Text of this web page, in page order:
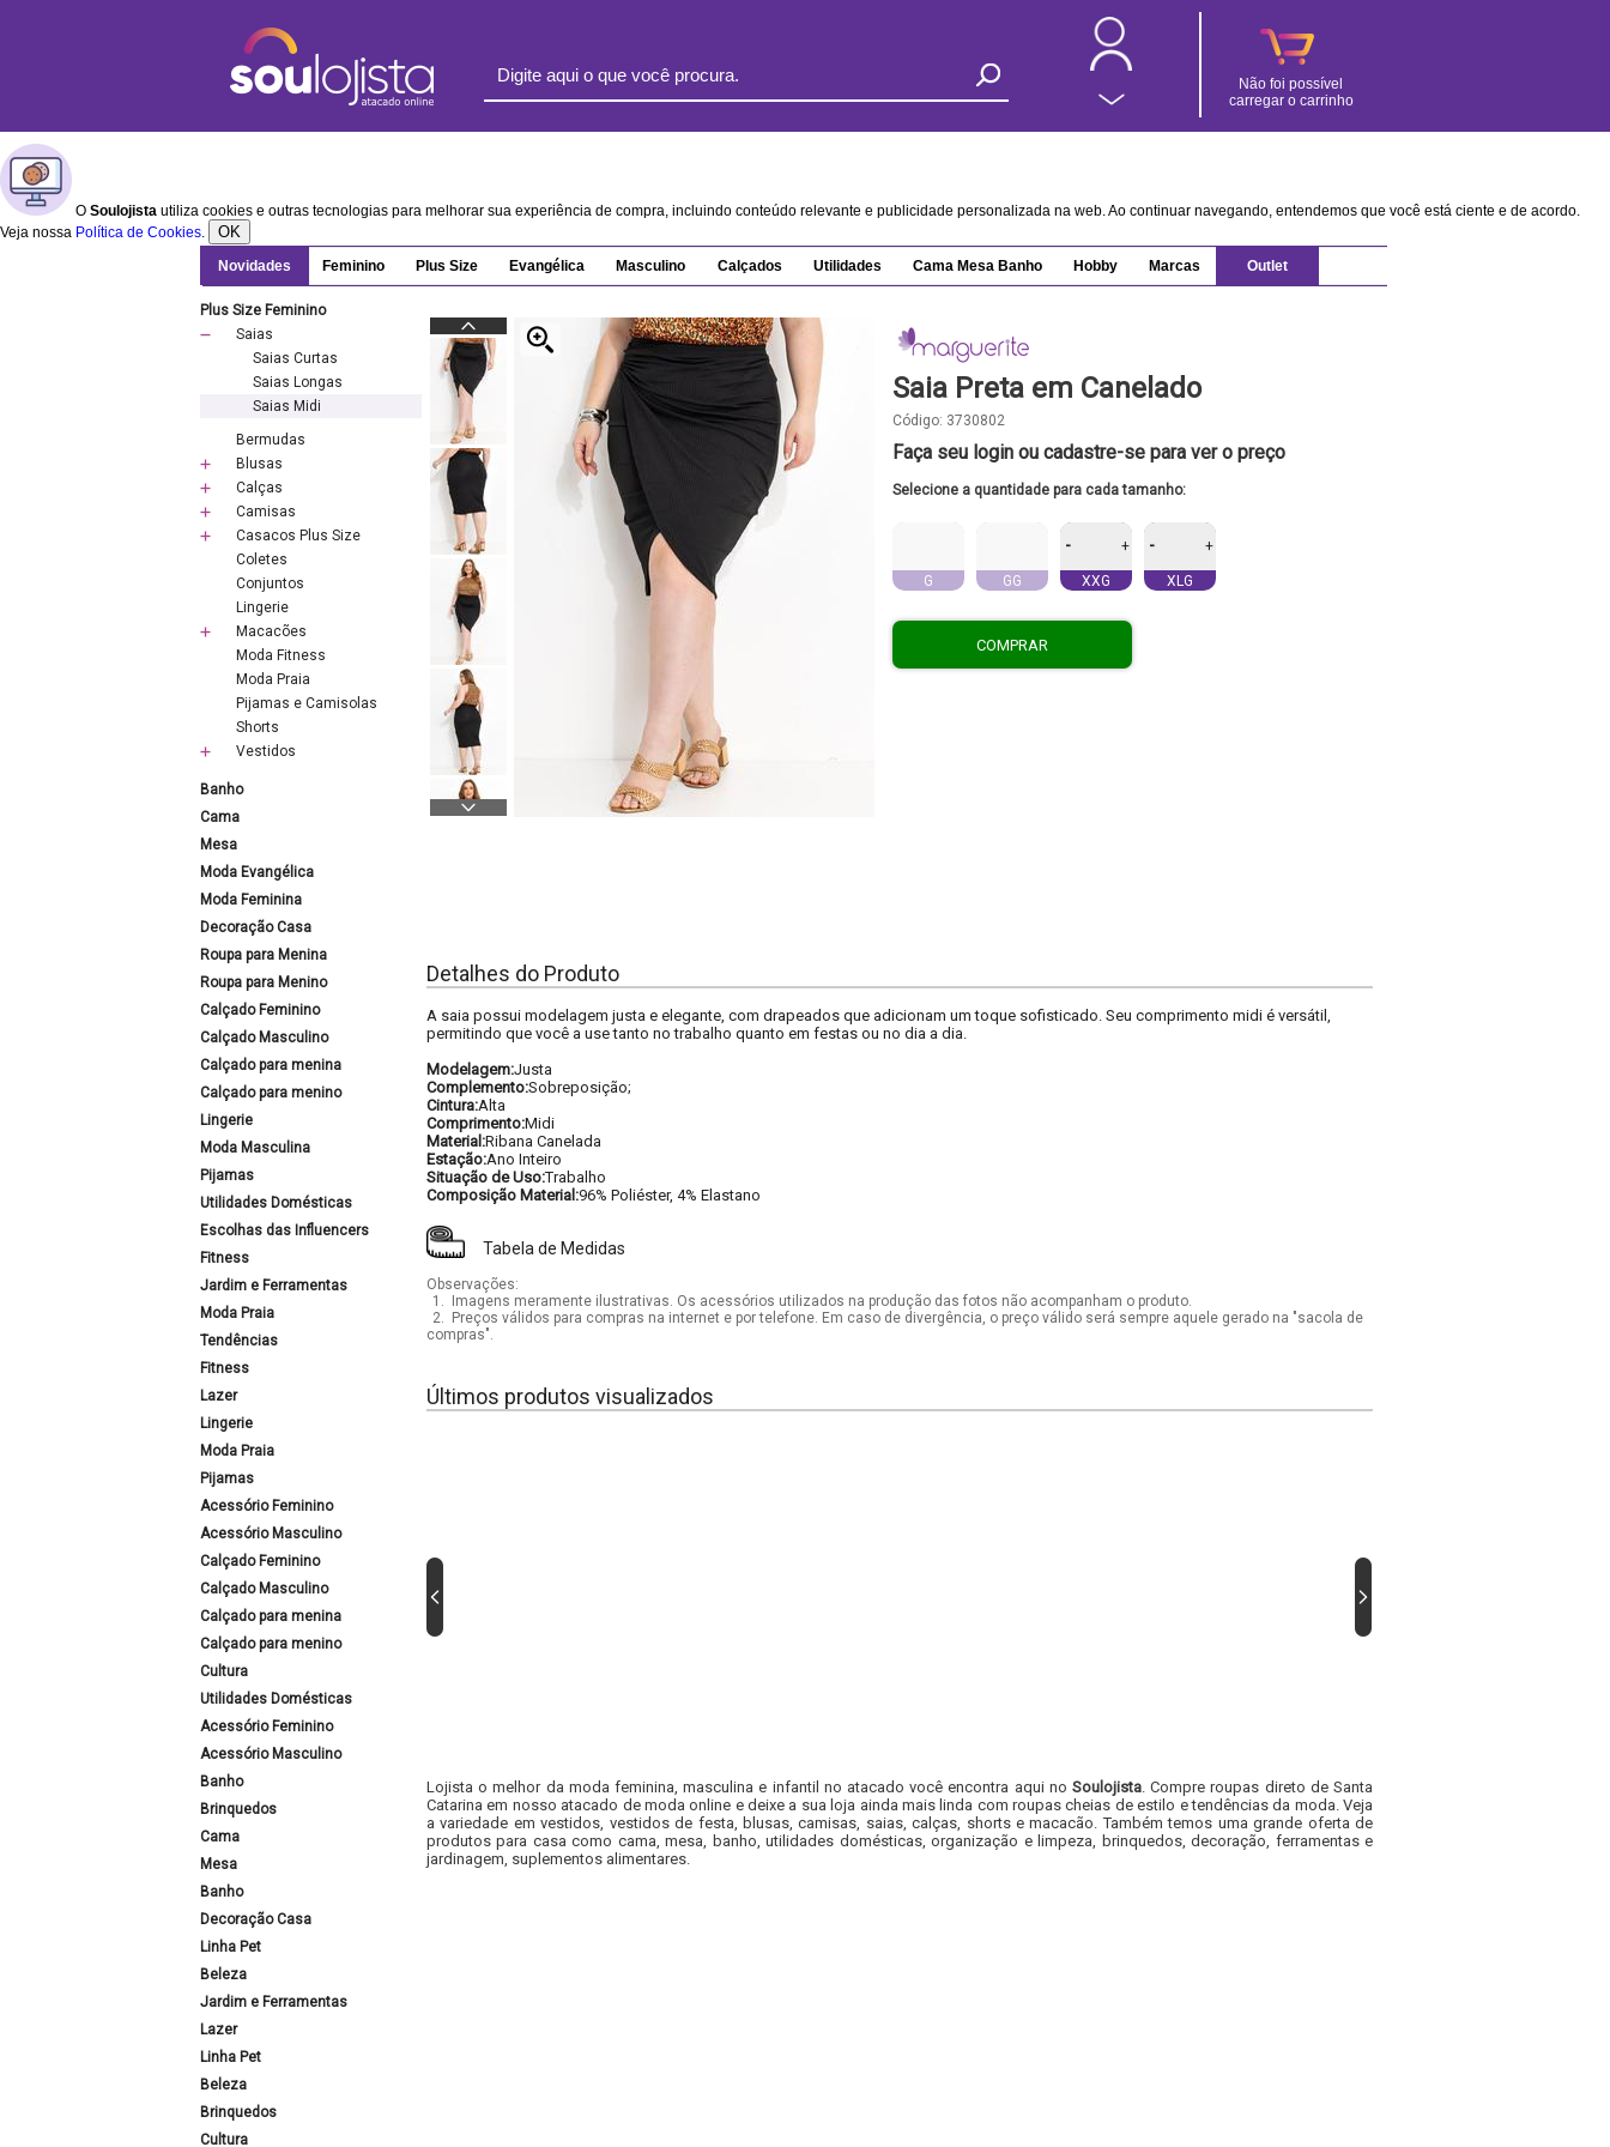
Não foi possível
carregar o carrinho
O Soulojista utiliza cookies e outras tecnologias para melhorar sua experiência de compra, incluindo conteúdo relevante e publicidade personalizada na web. Ao continuar navegando, entendemos que você está ciente e de acordo.
Veja nossa Política de Cookies. OK
Novidades Feminino Plus Size Evangélica Masculino Calçados Utilidades Cama Mesa Banho Hobby Marcas Outlet
Plus Size Feminino
Saias
Saias Curtas
Saias Longas
Saias Midi
Bermudas
Blusas
Calças
Camisas
Casacos Plus Size
Coletes
Conjuntos
Lingerie
Macacões
Moda Fitness
Moda Praia
Pijamas e Camisolas
Shorts
Vestidos
Banho
Cama
Mesa
Moda Evangélica
Moda Feminina
Decoração Casa
Roupa para Menina
Roupa para Menino
Calçado Feminino
Calçado Masculino
Calçado para menina
Calçado para menino
Lingerie
Moda Masculina
Pijamas
Utilidades Domésticas
Escolhas das Influencers
Fitness
Jardim e Ferramentas
Moda Praia
Tendências
Fitness
Lazer
Lingerie
Moda Praia
Pijamas
Acessório Feminino
Acessório Masculino
Calçado Feminino
Calçado Masculino
Calçado para menina
Calçado para menino
Cultura
Utilidades Domésticas
Acessório Feminino
Acessório Masculino
Banho
Brinquedos
Cama
Mesa
Banho
Decoração Casa
Linha Pet
Beleza
Jardim e Ferramentas
Lazer
Linha Pet
Beleza
Brinquedos
Cultura
Saia Preta em Canelado
Código: 3730802
Faça seu login ou cadastre-se para ver o preço
Selecione a quantidade para cada tamanho:
G GG
- +
XXG
- +
XLG
COMPRAR
Detalhes do Produto
A saia possui modelagem justa e elegante, com drapeados que adicionam um toque sofisticado. Seu comprimento midi é versátil,
permitindo que você a use tanto no trabalho quanto em festas ou no dia a dia.
Modelagem:Justa
Complemento:Sobreposição;
Cintura:Alta
Comprimento:Midi
Material:Ribana Canelada
Estação:Ano Inteiro
Situação de Uso:Trabalho
Composição Material:96% Poliéster, 4% Elastano
Tabela de Medidas
Observações:
1.
Imagens meramente ilustrativas. Os acessórios utilizados na produção das fotos não acompanham o produto.
2.
Preços válidos para compras na internet e por telefone. Em caso de divergência, o preço válido será sempre aquele gerado na "sacola de
compras".
Últimos produtos visualizados
Lojista o melhor da moda feminina, masculina e infantil no atacado você encontra aqui no Soulojista. Compre roupas direto de Santa
Catarina em nosso atacado de moda online e deixe a sua loja ainda mais linda com roupas cheias de estilo e tendências da moda. Veja
a variedade em vestidos, vestidos de festa, blusas, camisas, saias, calças, shorts e macacão. Também temos uma grande oferta de
produtos para casa como cama, mesa, banho, utilidades domésticas, organização e limpeza, brinquedos, decoração, ferramentas e
jardinagem, suplementos alimentares.